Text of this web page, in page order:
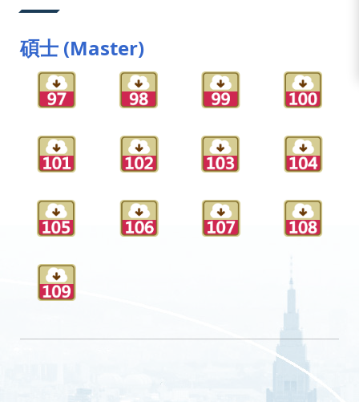
碩士 (Master)